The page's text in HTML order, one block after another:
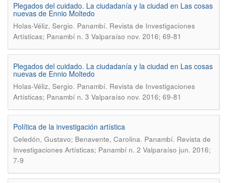
Plegados del cuidado. La ciudadanía y la ciudad en Las cosas
nuevas de Ennio Moltedo
Holas-Véliz, Sergio. Panambí. Revista de Investigaciones
Artísticas; Panambí n. 3 Valparaíso nov. 2016; 69-81
Plegados del cuidado. La ciudadanía y la ciudad en Las cosas
nuevas de Ennio Moltedo
Holas-Véliz, Sergio. Panambí. Revista de Investigaciones
Artísticas; Panambí n. 3 Valparaíso nov. 2016; 69-81
Política de la investigación artística
Celedón, Gustavo; Benavente, Carolina. Panambí. Revista de
Investigaciones Artísticas; Panambí n. 2 Valparaíso jun. 2016;
7-9